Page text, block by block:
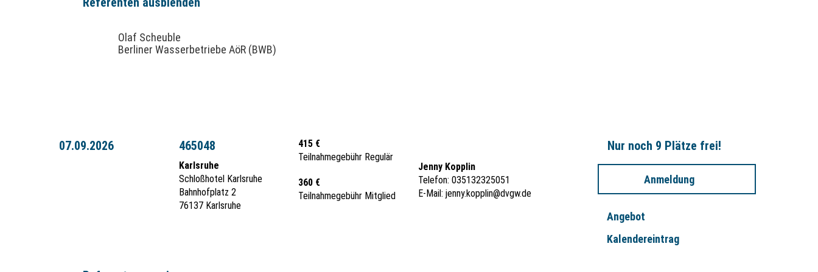
Olaf Scheuble
Berliner Wasserbetriebe AöR (BWB)
07.09.2026 465048
Karlsruhe
Schloßhotel Karlsruhe
Bahnhofplatz 2
76137 Karlsruhe
415 €
Teilnahmegebühr Regulär
360 €
Teilnahmegebühr Mitglied
Jenny Kopplin
Telefon: 035132325051
E-Mail: jenny.kopplin@dvgw.de
Nur noch 9 Plätze frei!
Anmeldung
Angebot
Kalendereintrag